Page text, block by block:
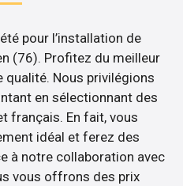
pour l’installation de
(76). Profitez du meilleur
qualité. Nous privilégions
en sélectionnant des
français. En fait, vous
idéal et ferez des
à notre collaboration avec
vous offrons des prix